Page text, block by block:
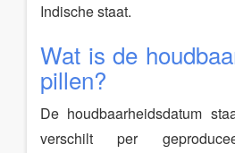
Indische staat.
Wat is de
pillen?
De houdbaarheidsdatum
verschilt per